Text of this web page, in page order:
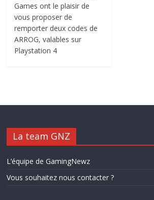
Games ont le plaisir de
vous proposer de
remporter deux codes de
ARROG, valables sur
Playstation 4
La team GNZ
L’équipe de GamingNewz
Vous souhaitez nous contacter ?